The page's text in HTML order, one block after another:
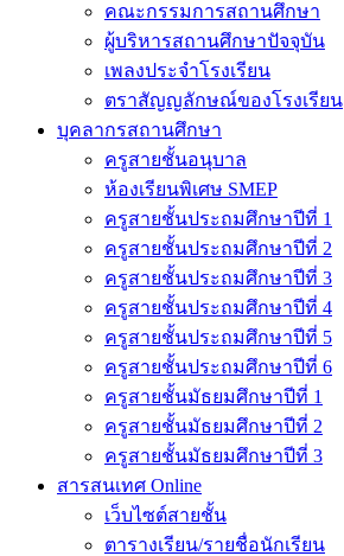
คณะกรรมการสถานศึกษา
ผู้บริหารสถานศึกษาปัจจุบัน
เพลงประจำโรงเรียน
ตราสัญญลักษณ์ของโรงเรียน
บุคลากรสถานศึกษา
ครูสายชั้นอนุบาล
ห้องเรียนพิเศษ SMEP
ครูสายชั้นประถมศึกษาปีที่ 1
ครูสายชั้นประถมศึกษาปีที่ 2
ครูสายชั้นประถมศึกษาปีที่ 3
ครูสายชั้นประถมศึกษาปีที่ 4
ครูสายชั้นประถมศึกษาปีที่ 5
ครูสายชั้นประถมศึกษาปีที่ 6
ครูสายชั้นมัธยมศึกษาปีที่ 1
ครูสายชั้นมัธยมศึกษาปีที่ 2
ครูสายชั้นมัธยมศึกษาปีที่ 3
สารสนเทศ Online
เว็บไซต์สายชั้น
ตารางเรียน/รายชื่อนักเรียน